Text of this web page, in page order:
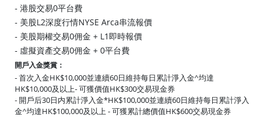
- 港股交易0平台費
- 美股L2深度行情NYSE Arca串流報價
- 美股期權交易0佣金 + L1即時報價
- 虛擬資產交易0佣金 + 0平台費
開戶入金獎賞：
- 首次入金HK$10,000並連續60日維持每日累計淨入金^均達
HK$10,000及以上- 可獲價值HK$300交易現金券
- 開戶后30日内累計淨入金*HK$100,000並連續60日維持每日累計淨入
金^均達HK$100,000及以上 - 可獲累計總價值HK$600交易現金券